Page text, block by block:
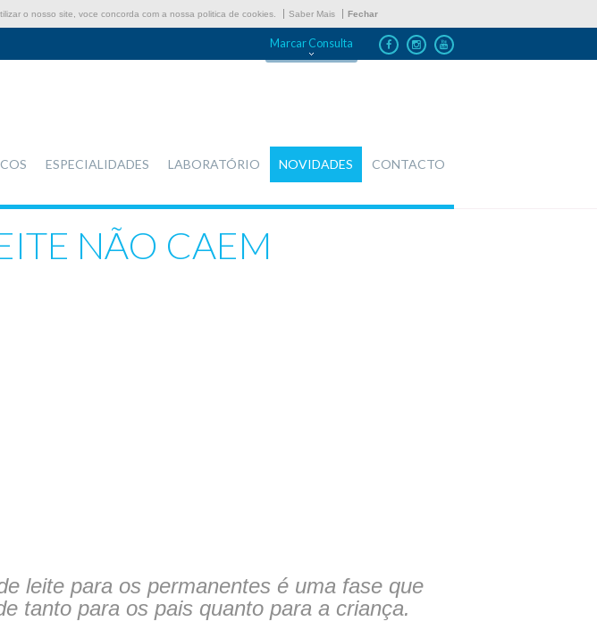
o nosso site, voce concorda com a nossa politica de cookies. Saber Mais Fechar
Marcar Consulta
ESPECIALIDADES LABORATÓRIO NOVIDADES CONTACTO
NÃO CAEM
leite para os permanentes é uma fase que
tanto para os pais quanto para a criança.